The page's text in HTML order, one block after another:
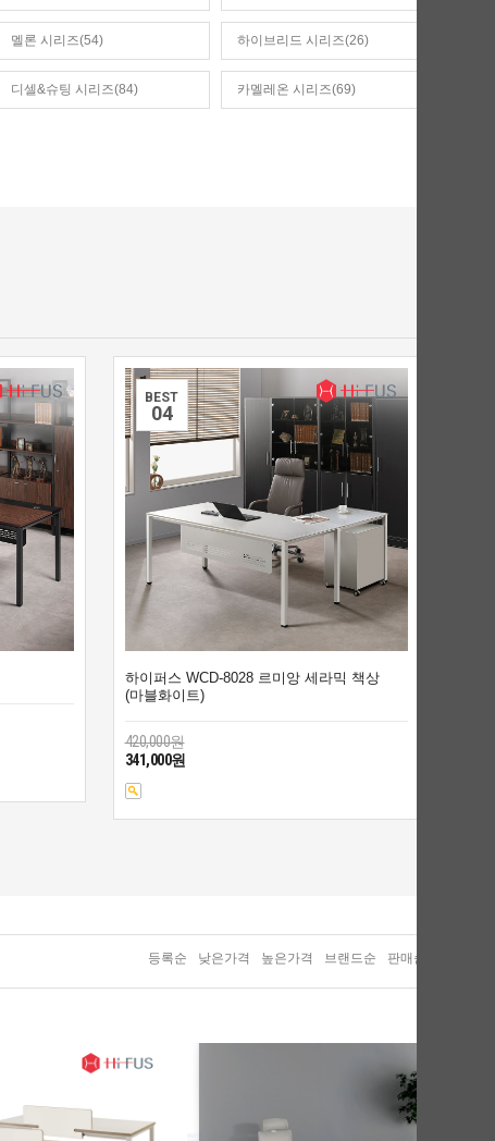
멜론 시리즈(54) 하이브리드 시리즈(26)
디셀&슈팅 시리즈(84) 카멜레온 시리즈(69)
BEST
04
하이퍼스 WCD-8028 르미앙 세라믹 책상
(마블화이트)
420,000원
341,000원
등록순 낮은가격 높은가격 브랜드순 판매순